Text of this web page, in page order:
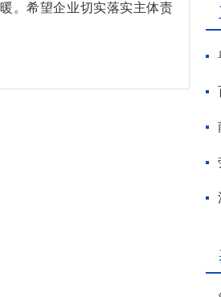
。希望企业切实落实主体责